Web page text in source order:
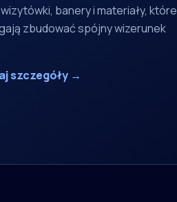
banery i materiały, które
zbudować spójny wizerunek
szczegóły →